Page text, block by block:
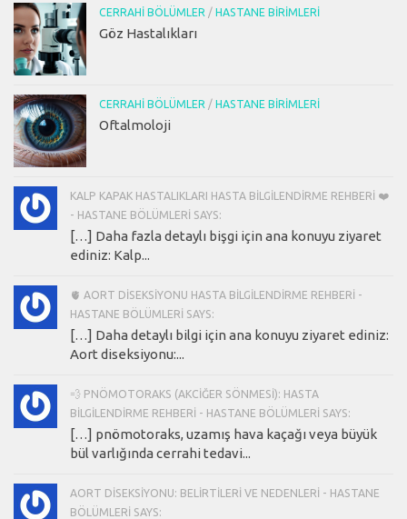
CERRAHI BÖLÜMLER / HASTANE BIRIMLERI
Göz Hastalıkları
CERRAHI BÖLÜMLER / HASTANE BIRIMLERI
Oftalmoloji
KALP KAPAK HASTALIKLARI HASTA BILGILENDIRME REHBERI ❤️
- HASTANE BÖLÜMLERI SAYS:
[…] Daha fazla detaylı bişgi için ana konuyu ziyaret
ediniz: Kalp...
🫀 AORT DISEKSIYONU HASTA BILGILENDIRME REHBERI -
HASTANE BÖLÜMLERI SAYS:
[…] Daha detaylı bilgi için ana konuyu ziyaret ediniz:
Aort diseksiyonu:...
💨 PNÖMOTORAKS (AKCIĞER SÖNMESI): HASTA
BILGILENDIRME REHBERI - HASTANE BÖLÜMLERI SAYS:
[…] pnömotoraks, uzamış hava kaçağı veya büyük
bül varlığında cerrahi tedavi...
AORT DISEKSIYONU: BELIRTILERI VE NEDENLERI - HASTANE
BÖLÜMLERI SAYS: